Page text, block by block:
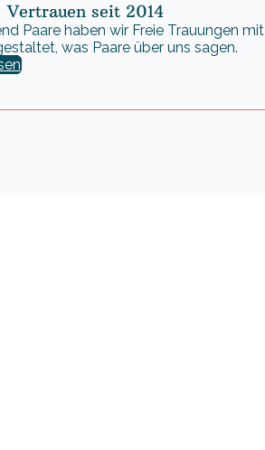
Vertrauen seit 2014
Paare haben wir Freie Trauungen mit
was Paare über uns sagen.